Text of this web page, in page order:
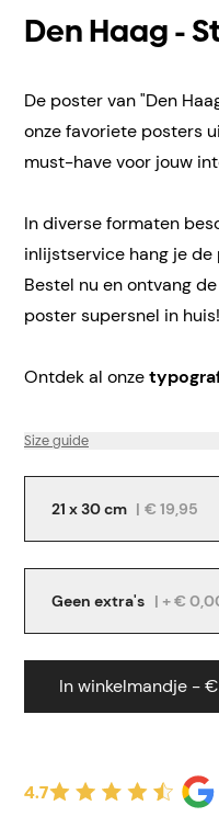
Den Haag -
De poster van "Den
onze favoriete posters
must-have voor jouw
In diverse formaten
inlijstservice hang je
Bestel nu en ontvang
poster supersnel in huis!
Ontdek al onze
Size guide
21 x 30 cm | € 19,95
Geen extra's | + €
In winkelmandje - €
4.7